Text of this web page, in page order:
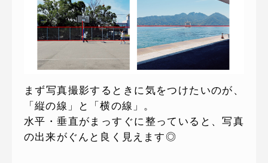
まず写真撮影するときに気をつけたいのが、
「縦の線」と「横の線」。
水平・垂直がまっすぐに整っていると、写真
の出来がぐんと良く見えます◎